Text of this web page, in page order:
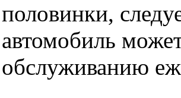
половинки,
автомобиль
обслуживанию